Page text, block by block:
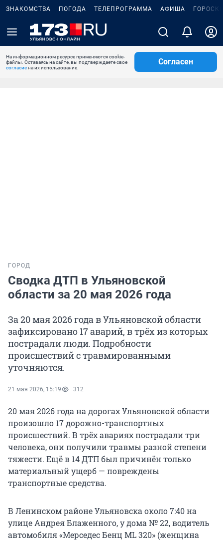
ЗНАКОМСТВА ПОГОДА ТЕЛЕПРОГРАММА АФИША
На информационном ресурсе применяются cookie-
файлы. Оставаясь на сайте, вы подтверждаете свое
согласиена их использование.
Согласен
ГОРОД
Сводка ДТП в Ульяновской
области за 20 мая 2026 года
За 20 мая 2026 года в Ульяновской области
зафиксировано 17 аварий, в трёх из которых
пострадали люди. Подробности
происшествий с травмированными
уточняются.
21 мая 2026, 15:19 312
20 мая 2026 года на дорогах Ульяновской области
произошло 17 дорожно-транспортных
происшествий. В трёх авариях пострадали три
человека, они получили травмы разной степени
тяжести. Ещё в 14 ДТП был причинён только
материальный ущерб — повреждены
транспортные средства.
В Ленинском районе Ульяновска около 7:40 на
улице Андрея Блаженного, у дома № 22, водитель
автомобиля «Мерседес Бенц ML 320» (женщина